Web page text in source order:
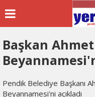
Başkan
Pendik Belediye Başkanı
Beyannamesi'ni açıkladı